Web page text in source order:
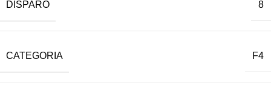
DISPARO 8
CATEGORIA F4